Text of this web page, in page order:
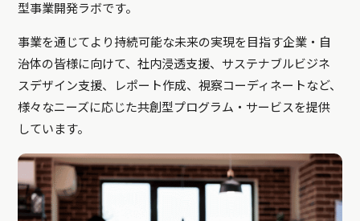
型事業開発ラボです。
事業を通じてより持続可能な未来の実現を目指す企業・自
治体の皆様に向けて、社内浸透支援、サステナブルビジネ
スデザイン支援、レポート作成、視察コーディネートなど、
様々なニーズに応じた共創型プログラム・サービスを提供
しています。